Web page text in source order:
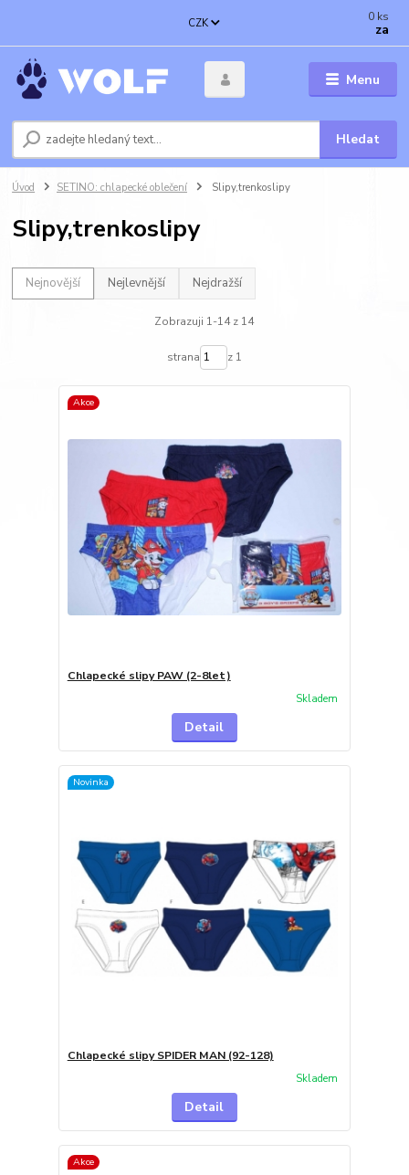
Menu
CZK
Hledat
0 ks
za
Úvod SETINO: chlapecké oblečení Slipy,trenkoslipy
Slipy,trenkoslipy
Nejnovější Nejlevnější Nejdražší
Zobrazuji 1-14 z 14
strana z 1
Akce
Chlapecké slipy PAW (2-8let)
Skladem
Detail
Novinka
Chlapecké slipy SPIDER MAN (92-128)
Skladem
Detail
Akce